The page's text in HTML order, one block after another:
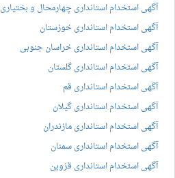
آگهی استخدام استانداری چهارمحال و بختیاری
آگهی استخدام استانداری خوزستان
آگهی استخدام استانداری خراسان جنوبی
آگهی استخدام استانداری گلستان
آگهی استخدام استانداری قم
آگهی استخدام استانداری گیلان
آگهی استخدام استانداری مازندران
آگهی استخدام استانداری سمنان
آگهی استخدام استانداری قزوین